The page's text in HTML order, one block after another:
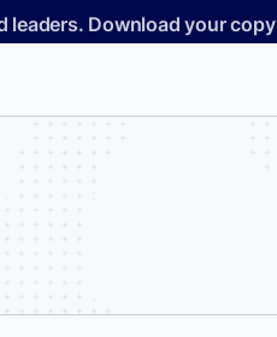
leaders. Download your copy